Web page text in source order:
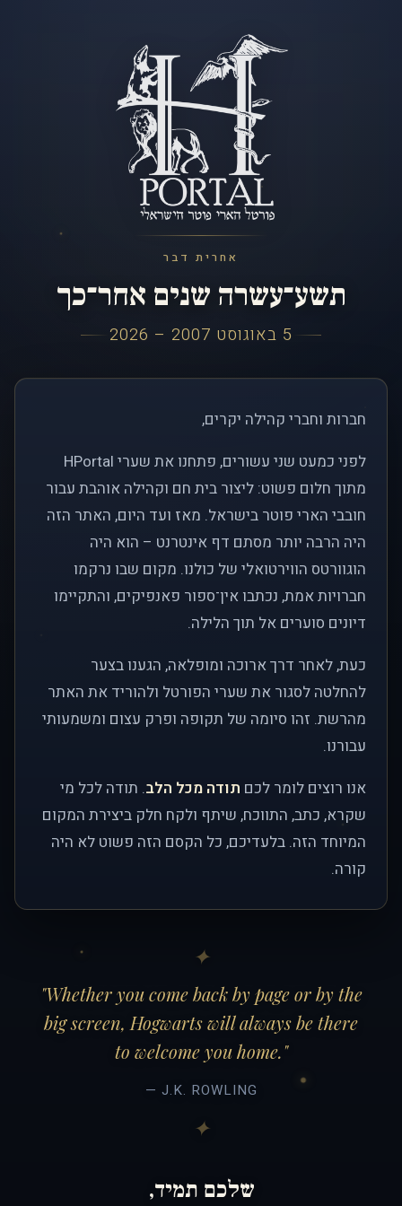
אחרית דבר
תשע־עשרה שנים אחר־כך
5 באוגוסט 2007 – 2026
חברות וחברי קהילה יקרים,
לפני כמעט שני עשורים, פתחנו את שערי HPortal
מתוך חלום פשוט: ליצור בית חם וקהילה אוהבת עבור
חובבי הארי פוטר בישראל. מאז ועד היום, האתר הזה
היה הרבה יותר מסתם דף אינטרנט – הוא היה
הוגוורטס הווירטואלי של כולנו. מקום שבו נרקמו
חברויות אמת, נכתבו אין־ספור פאנפיקים, והתקיימו
דיונים סוערים אל תוך הלילה.
כעת, לאחר דרך ארוכה ומופלאה, הגענו בצער
להחלטה לסגור את שערי הפורטל ולהוריד את האתר
מהרשת. זהו סיומה של תקופה ופרק עצום ומשמעותי
עבורנו.
אנו רוצים לומר לכם תודה מכל הלב. תודה לכל מי
שקרא, כתב, התווכח, שיתף ולקח חלק ביצירת המקום
המיוחד הזה. בלעדיכם, כל הקסם הזה פשוט לא היה
קורה.
"Whether you come back by page or by the
big screen, Hogwarts will always be there
to welcome you home."
— J.K. ROWLING
שלכם תמיד,